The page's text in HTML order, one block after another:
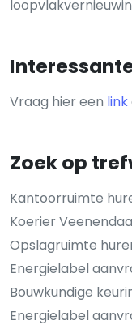
Vraag hier een link
Zoek op
Kantoorruimte
Koerier
Opslagruimte
Energielabel
Bouwkundige
Energielabel